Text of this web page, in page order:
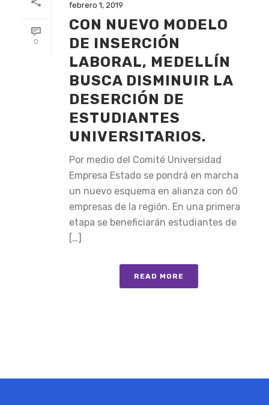
0
febrero 1, 2019
CON NUEVO MODELO
DE INSERCIÓN
LABORAL, MEDELLÍN
BUSCA DISMINUIR LA
DESERCIÓN DE
ESTUDIANTES
UNIVERSITARIOS.
Por medio del Comité Universidad
Empresa Estado se pondrá en marcha
un nuevo esquema en alianza con 60
empresas de la región. En una primera
etapa se beneficiarán estudiantes de
[…]
READ MORE